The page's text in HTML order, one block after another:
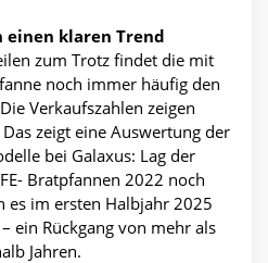
einen klaren Trend
zum Trotz findet die mit
noch immer häufig den
Verkaufszahlen zeigen
zeigt eine Auswertung der
bei Galaxus: Lag der
Bratpfannen 2022 noch
es im ersten Halbjahr 2025
ein Rückgang von mehr als
Jahren.